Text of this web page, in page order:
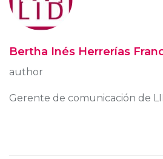
Bertha Inés Herrerías
author
Gerente de comunicación de